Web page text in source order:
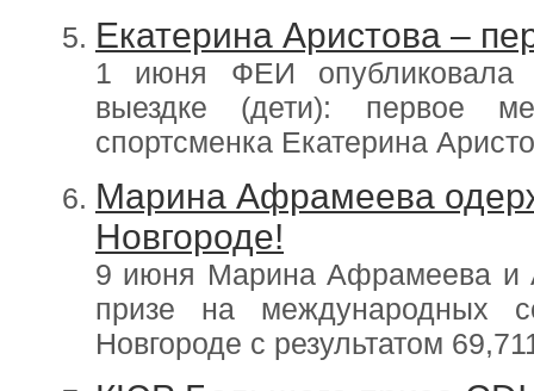
Екатерина Аристова –
1 июня ФЕИ опубликовала
выездке (дети): первое
спортсменка Екатерина
Марина Афрамеева
Новгороде!
9 июня Марина Афрамеева и
призе на международных
Новгороде с результатом